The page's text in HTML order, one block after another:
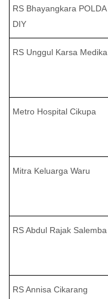
RS Bhayangkara POLDA
DIY
RS Unggul Karsa Medika
Metro Hospital Cikupa
Mitra Keluarga Waru
RS Abdul Rajak Salemba
RS Annisa Cikarang